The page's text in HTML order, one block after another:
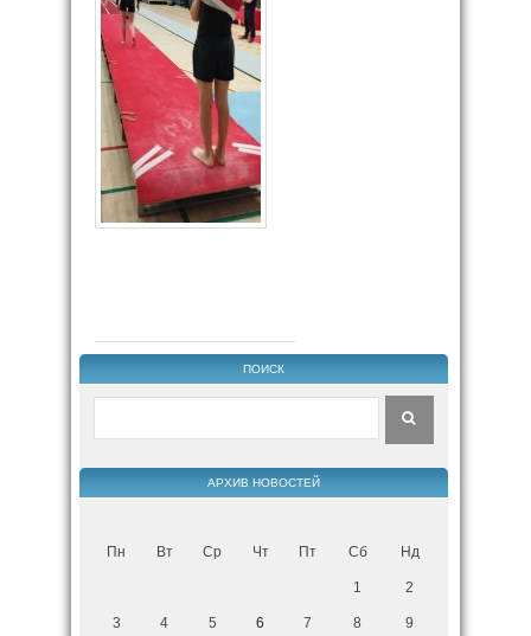
ПОИСК
АРХИВ НОВОСТЕЙ
Пн Вт Ср Чт Пт Сб Нд
1 2
3 4 5 6 7 8 9